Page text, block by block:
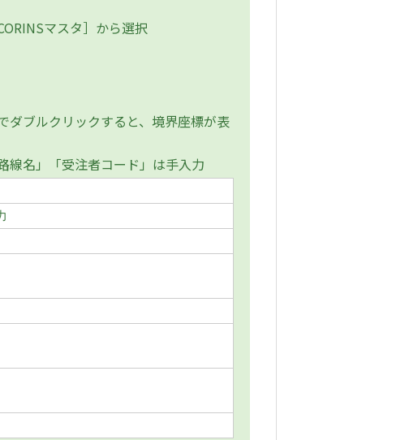
マスタ］から選択
ブルクリックすると、境界座標が表
名」「受注者コード」は手入力